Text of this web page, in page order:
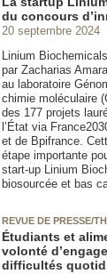
du concours
20 septembre 2024
Linium
par Zacharias
au laboratoire
chimie moléculaire
des 177 projets
l’État via
et de Bpifrance.
étape importante
start-up Linium
biosourcée et bas
REVUE DE PRESSE/
Étudiants et
volonté
difficultés